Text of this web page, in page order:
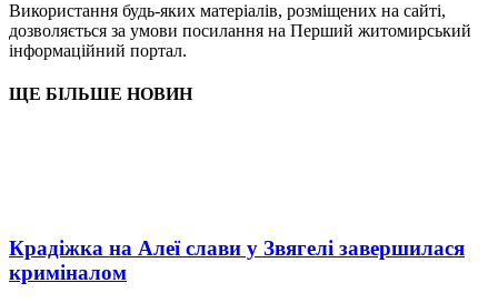
Використання будь-яких матеріалів, розміщених на сайті,
дозволяється за умови посилання на Перший житомирський
інформаційний портал.
ЩЕ БІЛЬШЕ НОВИН
Крадіжка на Алеї слави у Звягелі завершилася
криміналом